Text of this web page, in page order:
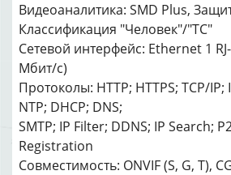
Видеоаналитика: SMD Plus,
Классификация "Человек"/"ТС"
Сетевой интерфейс: Ethernet 1
Мбит/с)
Протоколы: HTTP; HTTPS; TCP/IP;
NTP; DHCP; DNS;
SMTP; IP Filter; DDNS; IP Search;
Registration
Совместимость: ONVIF (S, G, T),